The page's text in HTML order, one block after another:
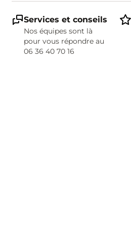
Services et conseils
Nos équipes sont là
pour vous répondre au
06 36 40 70 16